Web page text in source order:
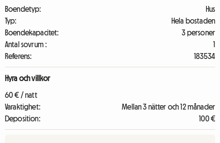
Boendetyp:
Hus
Typ:
Hela bostaden
Boendekapacitet:
3 personer
Antal sovrum :
1
Referens:
183534
Hyra och villkor
60 € / natt
Varaktighet:
Mellan 3 nätter och 12 månader
Deposition:
100 €